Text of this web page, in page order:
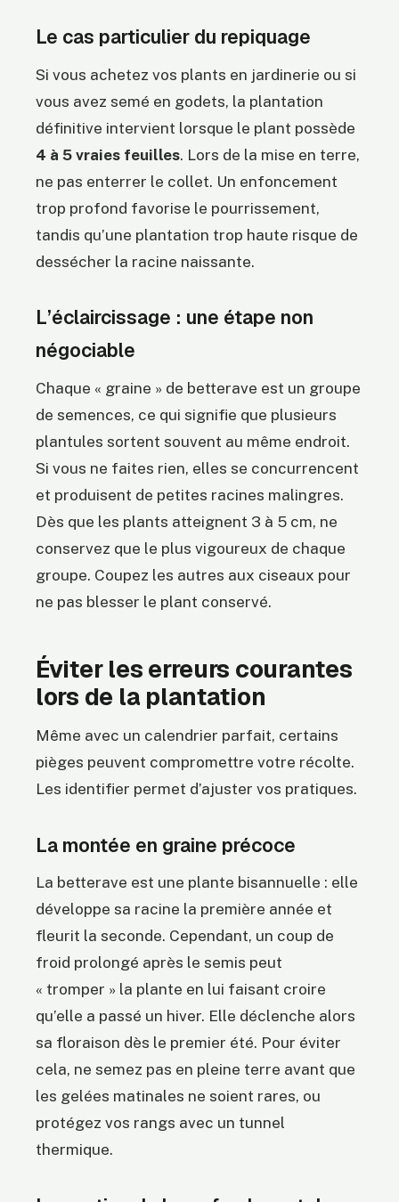
Le cas particulier du repiquage
Si vous achetez vos plants en jardinerie ou si
vous avez semé en godets, la plantation
définitive intervient lorsque le plant possède
4 à 5 vraies feuilles. Lors de la mise en terre,
ne pas enterrer le collet. Un enfoncement
trop profond favorise le pourrissement,
tandis qu’une plantation trop haute risque de
dessécher la racine naissante.
L’éclaircissage : une étape non
négociable
Chaque « graine » de betterave est un groupe
de semences, ce qui signifie que plusieurs
plantules sortent souvent au même endroit.
Si vous ne faites rien, elles se concurrencent
et produisent de petites racines malingres.
Dès que les plants atteignent 3 à 5 cm, ne
conservez que le plus vigoureux de chaque
groupe. Coupez les autres aux ciseaux pour
ne pas blesser le plant conservé.
Éviter les erreurs courantes
lors de la plantation
Même avec un calendrier parfait, certains
pièges peuvent compromettre votre récolte.
Les identifier permet d’ajuster vos pratiques.
La montée en graine précoce
La betterave est une plante bisannuelle : elle
développe sa racine la première année et
fleurit la seconde. Cependant, un coup de
froid prolongé après le semis peut
« tromper » la plante en lui faisant croire
qu’elle a passé un hiver. Elle déclenche alors
sa floraison dès le premier été. Pour éviter
cela, ne semez pas en pleine terre avant que
les gelées matinales ne soient rares, ou
protégez vos rangs avec un tunnel
thermique.